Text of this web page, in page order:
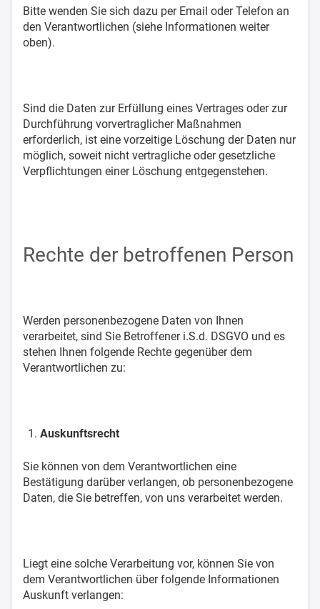
Bitte wenden Sie sich dazu per Email oder Telefon an
den Verantwortlichen (siehe Informationen weiter
oben).
Sind die Daten zur Erfüllung eines Vertrages oder zur
Durchführung vorvertraglicher Maßnahmen
erforderlich, ist eine vorzeitige Löschung der Daten nur
möglich, soweit nicht vertragliche oder gesetzliche
Verpflichtungen einer Löschung entgegenstehen.
Rechte der betroffenen Person
Werden personenbezogene Daten von Ihnen
verarbeitet, sind Sie Betroffener i.S.d. DSGVO und es
stehen Ihnen folgende Rechte gegenüber dem
Verantwortlichen zu:
Auskunftsrecht
Sie können von dem Verantwortlichen eine
Bestätigung darüber verlangen, ob personenbezogene
Daten, die Sie betreffen, von uns verarbeitet werden.
Liegt eine solche Verarbeitung vor, können Sie von
dem Verantwortlichen über folgende Informationen
Auskunft verlangen: